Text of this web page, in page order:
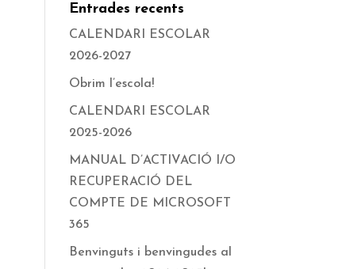
Entrades recents
CALENDARI ESCOLAR
2026-2027
Obrim l’escola!
CALENDARI ESCOLAR
2025-2026
MANUAL D’ACTIVACIÓ I/O
RECUPERACIÓ DEL
COMPTE DE MICROSOFT
365
Benvinguts i benvingudes al